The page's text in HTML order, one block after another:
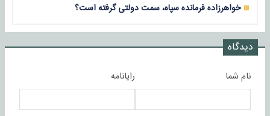
خواهرزاده فرمانده سپاه، سمت دولتی گرفته است؟
دیدگاه
نام شما رایانامه